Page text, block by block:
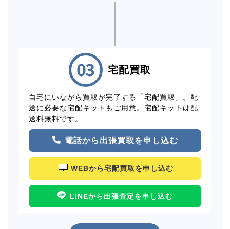
宅配買取
自宅にいながら買取が完了する「宅配買取」。配
送に必要な宅配キットもご用意。宅配キットは配
送料無料です。
電話から出張買取を申し込む
WEBから宅配買取を申し込む
LINEから出張査定を申し込む